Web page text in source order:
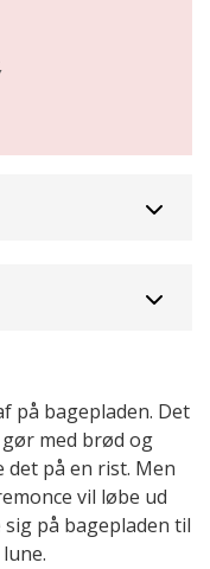
på bagepladen. Det
med brød og
på en rist. Men
vil løbe ud
på bagepladen til